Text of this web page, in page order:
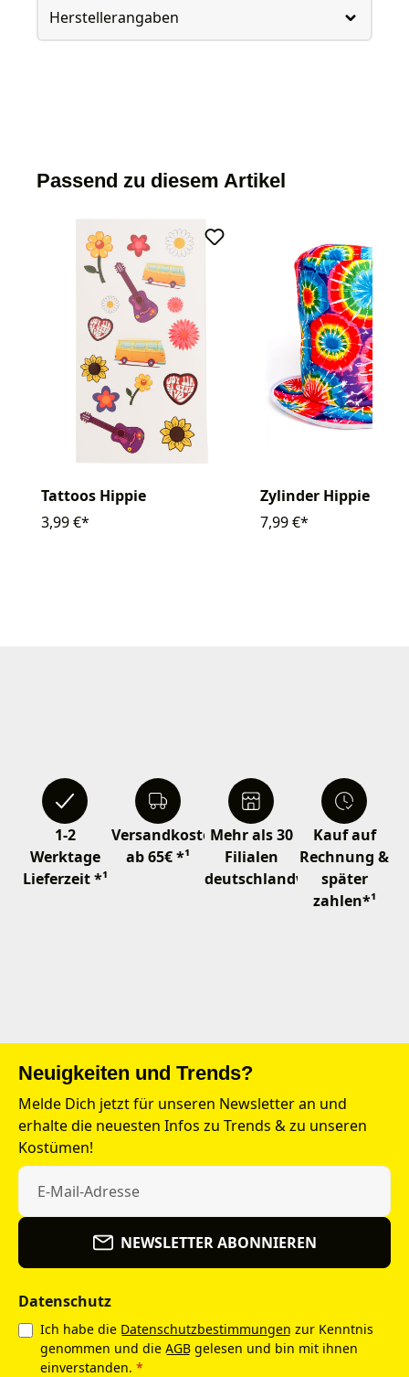
Herstellerangaben
Passend zu diesem Artikel
Tattoos Hippie
3,99 €*
Zylinder Hippie bunt
7,99 €*
1-2
Werktage
Lieferzeit *¹
Versandkostenfrei
ab 65€ *¹
Mehr als 30
Filialen
deutschlandweit
Kauf auf
Rechnung &
später
zahlen*¹
Neuigkeiten und Trends?
Melde Dich jetzt für unseren Newsletter an und
erhalte die neuesten Infos zu Trends & zu unseren
Kostümen!
NEWSLETTER ABONNIEREN
Datenschutz
Ich habe die Datenschutzbestimmungen zur Kenntnis
genommen und die AGB gelesen und bin mit ihnen
einverstanden. *